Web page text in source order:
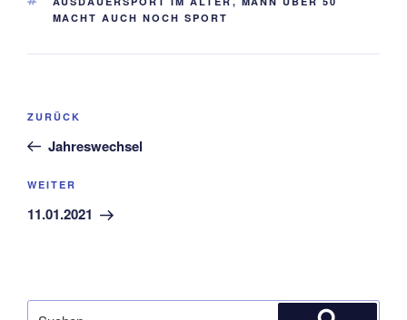
MACHT AUCH NOCH SPORT
Beitragsnavigation
Vorheriger
Beitrag
ZURÜCK
Jahreswechsel
Nächster
Beitrag
WEITER
11.01.2021